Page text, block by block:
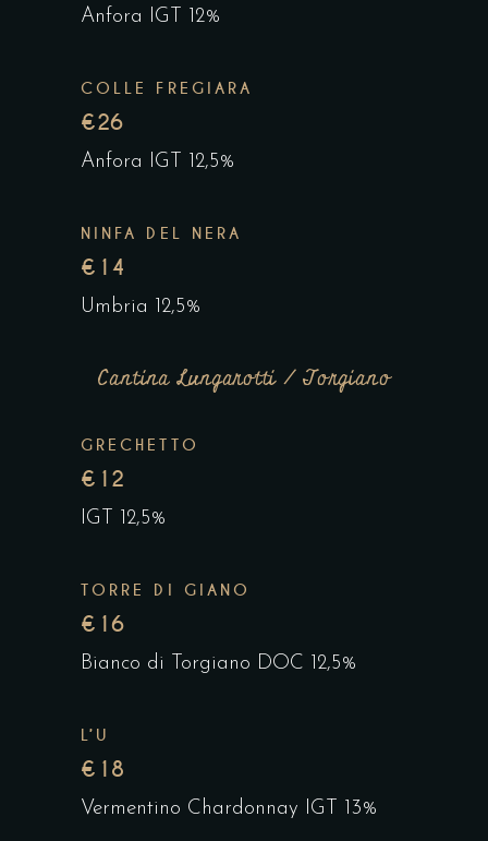
Anfora IGT 12%
COLLE FREGIARA
€26
Anfora IGT 12,5%
NINFA DEL NERA
€14
Umbria 12,5%
Cantina Lungarotti / Torgiano
GRECHETTO
€12
IGT 12,5%
TORRE DI GIANO
€16
Bianco di Torgiano DOC 12,5%
L’U
€18
Vermentino Chardonnay IGT 13%